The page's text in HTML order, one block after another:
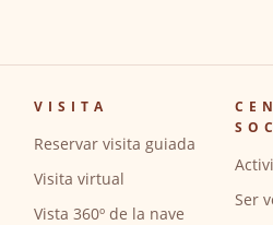
VISITA
Reservar visita guiada
Visita virtual
Vista 360º de la nave
Ser